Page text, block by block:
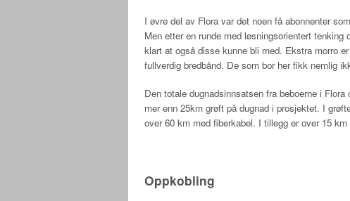
I øvre del av Flora var det noen få abonnenter
Men etter en runde med løsningsorientert
klart at også disse kunne bli med. Ekstra morro
fullverdig bredbånd. De som bor her fikk nemlig
Den totale dugnadsinnsatsen fra beboerne i
mer enn 25km grøft på dugnad i prosjektet. I
over 60 km med fiberkabel. I tillegg er over 15
Oppkobling